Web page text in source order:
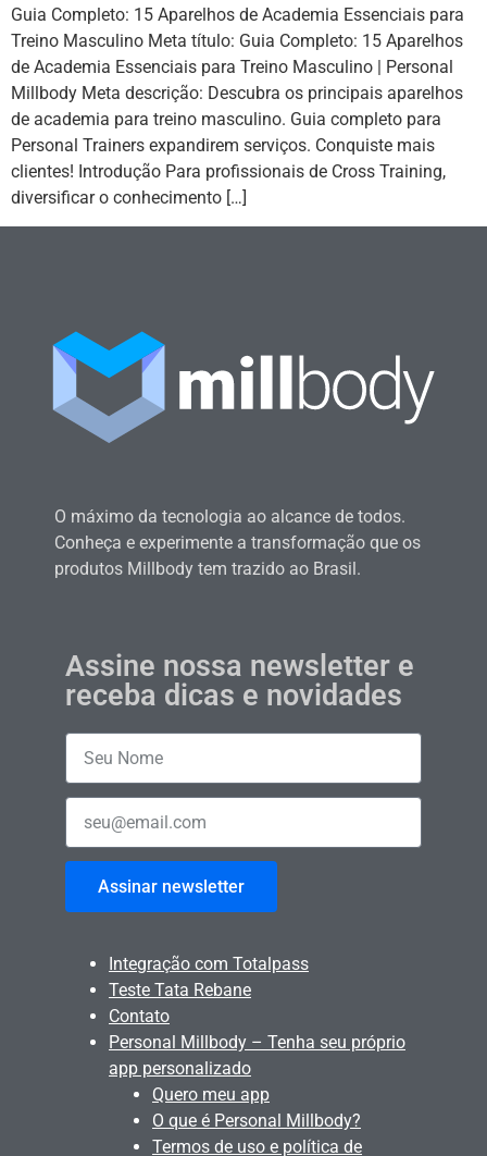
Guia Completo: 15 Aparelhos de Academia Essenciais para
Treino Masculino Meta título: Guia Completo: 15 Aparelhos
de Academia Essenciais para Treino Masculino | Personal
Millbody Meta descrição: Descubra os principais aparelhos
de academia para treino masculino. Guia completo para
Personal Trainers expandirem serviços. Conquiste mais
clientes! Introdução Para profissionais de Cross Training,
diversificar o conhecimento […]
O máximo da tecnologia ao alcance de todos.
Conheça e experimente a transformação que os
produtos Millbody tem trazido ao Brasil.
Assine nossa newsletter e
receba dicas e novidades
Assinar newsletter
Integração com Totalpass
Teste Tata Rebane
Contato
Personal Millbody – Tenha seu próprio
app personalizado
Quero meu app
O que é Personal Millbody?
Termos de uso e política de